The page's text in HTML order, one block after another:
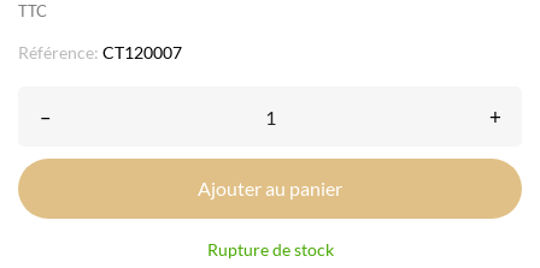
TTC
Référence: CT120007
– +
Ajouter au panier
Rupture de stock